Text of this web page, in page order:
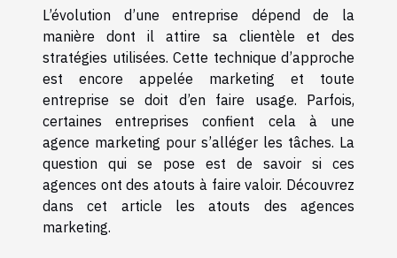
L’évolution d’une entreprise dépend de la
manière dont il attire sa clientèle et des
stratégies utilisées. Cette technique d’approche
est encore appelée marketing et toute
entreprise se doit d’en faire usage. Parfois,
certaines entreprises confient cela à une
agence marketing pour s’alléger les tâches. La
question qui se pose est de savoir si ces
agences ont des atouts à faire valoir. Découvrez
dans cet article les atouts des agences
marketing.